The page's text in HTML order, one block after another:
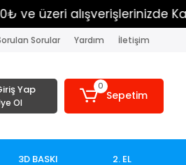
alışverişlerinizde Kargo
Sorular Yardım İletişim
Yap
Ol
0
Sepetim
3D BASKI 2. EL